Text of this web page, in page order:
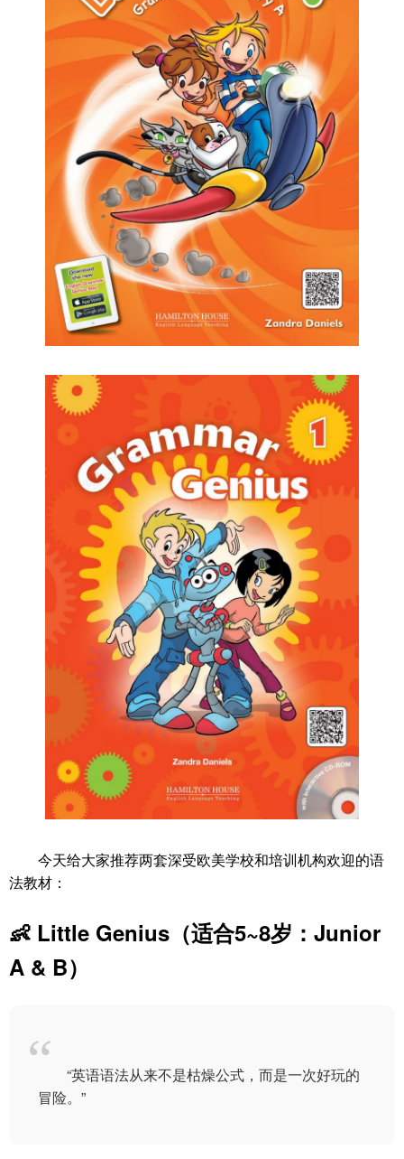
今天给大家推荐两套深受欧美学校和培训机构欢迎的语
法教材：
👶 Little Genius（适合5~8岁：Junior
A & B）
“英语语法从来不是枯燥公式，而是一次好玩的
冒险。”